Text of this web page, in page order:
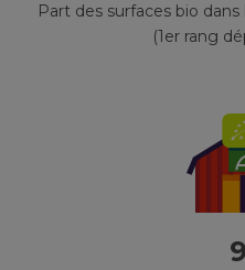
Part des surfaces bio
(1er rang